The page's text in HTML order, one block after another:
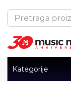
Kategorije